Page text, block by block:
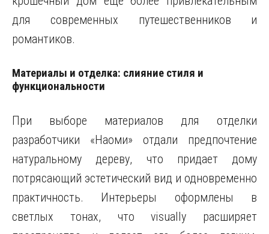
для современных путешественников и
романтиков.
Материалы и отделка: слияние стиля и
функциональности
При выборе материалов для отделки
разработчики «Наоми» отдали предпочтение
натуральному дереву, что придает дому
потрясающий эстетический вид и одновременно
практичность. Интерьеры оформлены в
светлых тонах, что visually расширяет